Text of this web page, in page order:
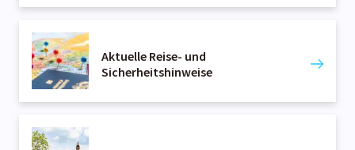
Aktuelle Reise- und
Sicherheitshinweise